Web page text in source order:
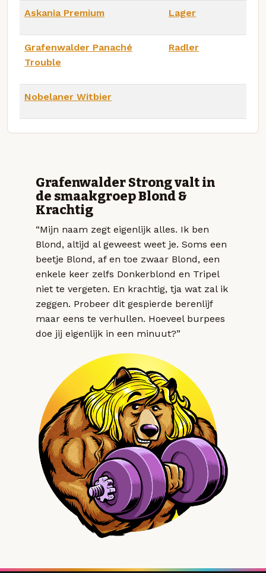
Askania Premium Lager
Grafenwalder Panaché
Trouble
Radler
Nobelaner Witbier
Grafenwalder Strong valt in
de smaakgroep Blond &
Krachtig
“Mijn naam zegt eigenlijk alles. Ik ben
Blond, altijd al geweest weet je. Soms een
beetje Blond, af en toe zwaar Blond, een
enkele keer zelfs Donkerblond en Tripel
niet te vergeten. En krachtig, tja wat zal ik
zeggen. Probeer dit gespierde berenlijf
maar eens te verhullen. Hoeveel burpees
doe jij eigenlijk in een minuut?”